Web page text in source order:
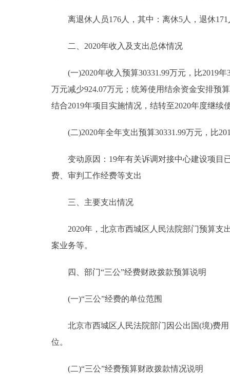
离退休人员176人，其中：离休5人，退休171
二、2020年收入及支出总体情况
(一)2020年收入预算30331.99万元，比2019年
万元减少924.07万元；统筹使用结余资金安排预
结合2019年项目实施情况，结转至2020年度继续
(二)2020年全年支出预算30331.99万元，比
变动原因：19年有关诉调对接中心建设项目已
费、审判工作经费等支出
三、主要支出情况
2020年，北京市西城区人民法院部门预算支
案业务等。
四、部门“三公”经费财政拨款预算说明
(一)“三公”经费的单位范围
北京市西城区人民法院部门因公出国(境)费用
位。
(二)“三公”经费预算财政拨款情况说明